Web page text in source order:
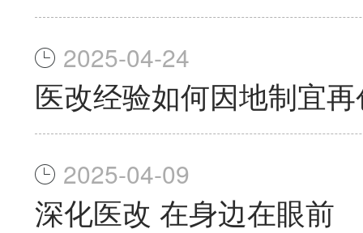
2025-04-24
医改经验如何因地制宜
2025-04-09
深化医改 在身边在眼前